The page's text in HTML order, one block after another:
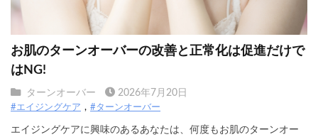
お肌のターンオーバーの改善と正常化は促進だけで
はNG!
ターンオーバー 2026年7月20日
#エイジングケア #ターンオーバー
エイジングケアに興味のあるあなたは、何度もお肌のターンオー